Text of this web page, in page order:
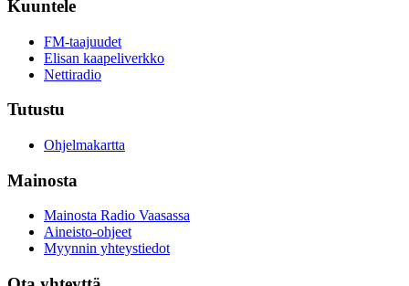
Kuuntele
FM-taajuudet
Elisan kaapeliverkko
Nettiradio
Tutustu
Ohjelmakartta
Mainosta
Mainosta Radio Vaasassa
Aineisto-ohjeet
Myynnin yhteystiedot